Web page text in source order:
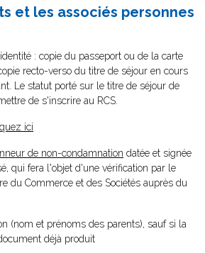
et les associés personnes
: copie du passeport ou de la carte
recto-verso du titre de séjour en cours
Le statut porté sur le titre de séjour de
de s'inscrire au RCS.
ici
de non-condamnation datée et signée
qui fera l'objet d'une vérification par le
du Commerce et des Sociétés auprès du
(nom et prénoms des parents), sauf si la
déjà produit